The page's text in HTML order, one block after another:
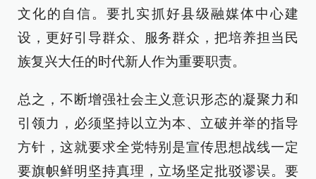
文化的自信。要扎实抓好县级融媒体中心建
设，更好引导群众、服务群众，把培养担当民
族复兴大任的时代新人作为重要职责。
总之，不断增强社会主义意识形态的凝聚力和
引领力，必须坚持以立为本、立破并举的指导
方针，这就要求全党特别是宣传思想战线一定
要旗帜鲜明坚持真理，立场坚定批驳谬误。要